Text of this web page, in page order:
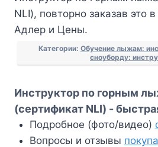
лыжам
(сертификат
NLI), повторно заказав это
Адлер и Цены.
Категории: Обучение лыжам:
сноуборду:
Инструктор по горным
(сертификат NLI) -
Подробное (фото/видео)
Вопросы и отзывы